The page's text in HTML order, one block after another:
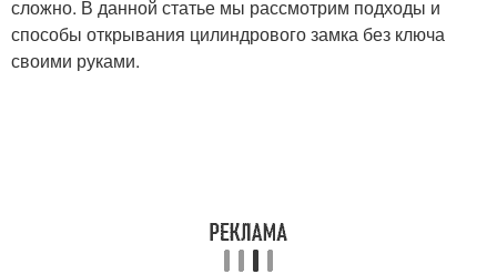
сложно. В данной статье мы рассмотрим подходы и
способы открывания цилиндрового замка без ключа
своими руками.